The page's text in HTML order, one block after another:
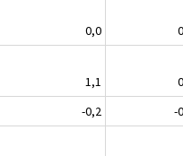
0,0
1,1
-0,2
-